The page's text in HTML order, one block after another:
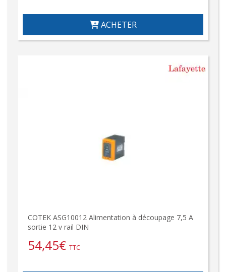
ACHETER
COTEK ASG10012 Alimentation à découpage 7,5 A
sortie 12 v rail DIN
54,45€ TTC